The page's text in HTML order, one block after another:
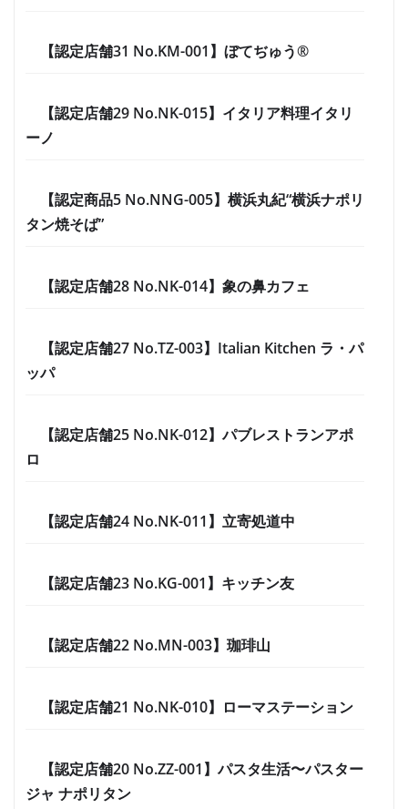
【認定店舗31 No.KM-001】ぼてぢゅう®
【認定店舗29 No.NK-015】イタリア料理イタリ
ーノ
【認定商品5 No.NNG-005】横浜丸紀“横浜ナポリ
タン焼そば”
【認定店舗28 No.NK-014】象の鼻カフェ
【認定店舗27 No.TZ-003】Italian Kitchen ラ・パ
ッパ
【認定店舗25 No.NK-012】パブレストランアポ
ロ
【認定店舗24 No.NK-011】立寄処道中
【認定店舗23 No.KG-001】キッチン友
【認定店舗22 No.MN-003】珈琲山
【認定店舗21 No.NK-010】ローマステーション
【認定店舗20 No.ZZ-001】パスタ生活〜パスター
ジャ ナポリタン